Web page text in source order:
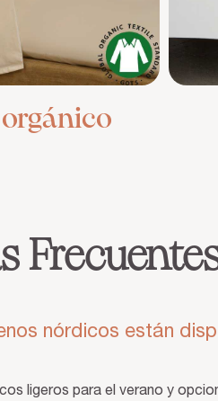
nórdicos están
ligeros para el verano y